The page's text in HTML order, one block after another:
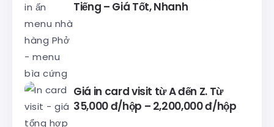
Tiếng – Giá Tốt, Nhanh
Giá in card visit từ A đến Z. Từ
35,000 đ/hộp – 2,200,000 đ/hộp